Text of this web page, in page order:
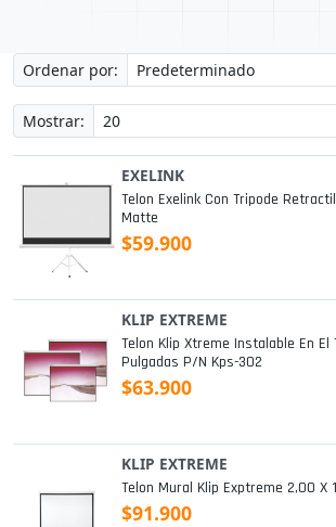
Ordenar por:
Mostrar:
EXELINK
Telon Exelink Con Tripode Retractil Extt-01 1,72mt*1,3mt
Matte
$59.900
KLIP EXTREME
Telon Klip Xtreme Instalable En El Techo, Pared 86
Pulgadas P/n Kps-302
$63.900
KLIP EXTREME
$91.900